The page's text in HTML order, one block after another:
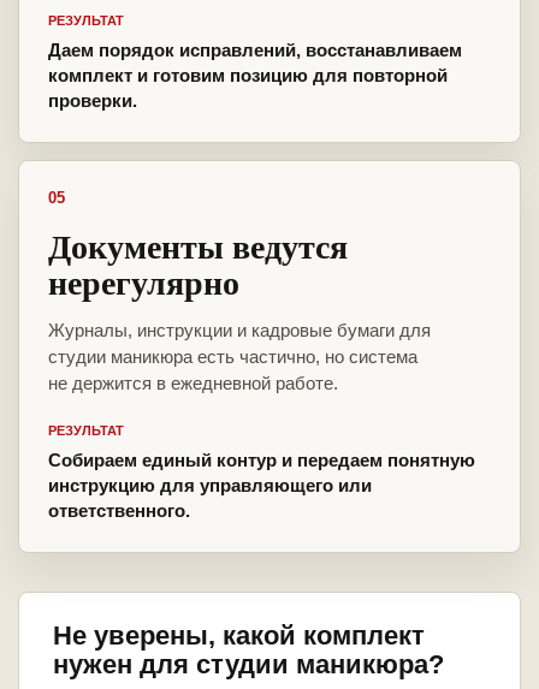
РЕЗУЛЬТАТ
Даем порядок исправлений, восстанавливаем
комплект и готовим позицию для повторной
проверки.
05
Документы ведутся
нерегулярно
Журналы, инструкции и кадровые бумаги для
студии маникюра есть частично, но система
не держится в ежедневной работе.
РЕЗУЛЬТАТ
Собираем единый контур и передаем понятную
инструкцию для управляющего или
ответственного.
Не уверены, какой комплект
нужен для студии маникюра?